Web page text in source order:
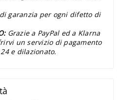
garanzia per ogni difetto di
Grazie a PayPal ed a Klarna
un servizio di pagamento
e dilazionato.